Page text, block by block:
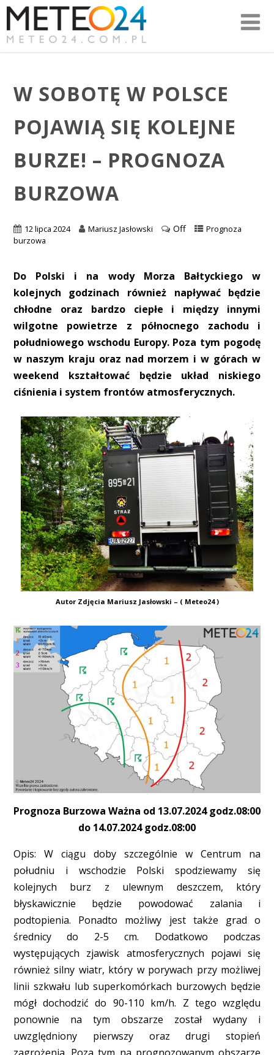
W SOBOTĘ W POLSCE
POJAWIĄ SIĘ KOLEJNE
BURZE! – PROGNOZA
BURZOWA
12 lipca 2024 Mariusz Jasłowski Off
Prognoza
burzowa
Do Polski i na wody Morza Bałtyckiego w
kolejnych godzinach również napływać będzie
chłodne oraz bardzo ciepłe i między innymi
wilgotne powietrze z północnego zachodu i
południowego wschodu Europy. Poza tym pogodę
w naszym kraju oraz nad morzem i w górach w
weekend kształtować będzie układ niskiego
ciśnienia i system frontów atmosferycznych.
Autor Zdjęcia Mariusz Jasłowski – ( Meteo24 )
Prognoza Burzowa Ważna od 13.07.2024 godz.08:00
do 14.07.2024 godz.08:00
Opis: W ciągu doby szczególnie w Centrum na
południu i wschodzie Polski spodziewamy się
kolejnych burz z ulewnym deszczem, który
błyskawicznie będzie powodować zalania i
podtopienia. Ponadto możliwy jest także grad o
średnicy do 2-5 cm. Dodatkowo podczas
występujących zjawisk atmosferycznych pojawi się
również silny wiatr, który w porywach przy możliwej
linii szkwału lub superkomórkach burzowych będzie
mógł dochodzić do 90-110 km/h. Z tego względu
ponownie na tym obszarze został wydany i
uwzględniony pierwszy oraz drugi stopień
zagrożenia. Poza tym na prognozowanym obszarze